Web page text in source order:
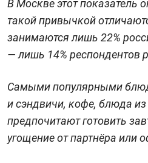
В Москве этот показатель
такой привычкой
занимаются лишь 22%
— лишь 14% респондентов
Самыми популярными
и сэндвичи, кофе, блюда
предпочитают готовить
угощение от партнёра или